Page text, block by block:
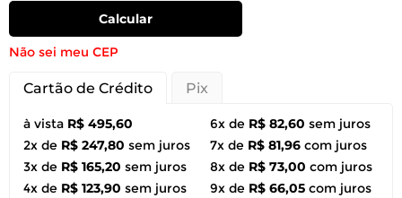
Calcular
Não sei meu CEP
Cartão de Crédito Pix
à vista R$ 495,60
2x de R$ 247,80 sem juros
3x de R$ 165,20 sem juros
4x de R$ 123,90 sem juros
6x de R$ 82,60 sem juros
7x de R$ 81,96 com juros
8x de R$ 73,00 com juros
9x de R$ 66,05 com juros